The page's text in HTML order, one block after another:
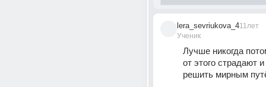
lera_sevriukova_4
Ученик
11лет
Лучше никогда
от этого страдают
решить мирным